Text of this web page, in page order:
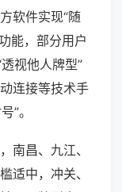
软件实现“随
能，部分用户
视他人牌型”
连接等技术手
”。
南昌、九江、
适中，冲关、